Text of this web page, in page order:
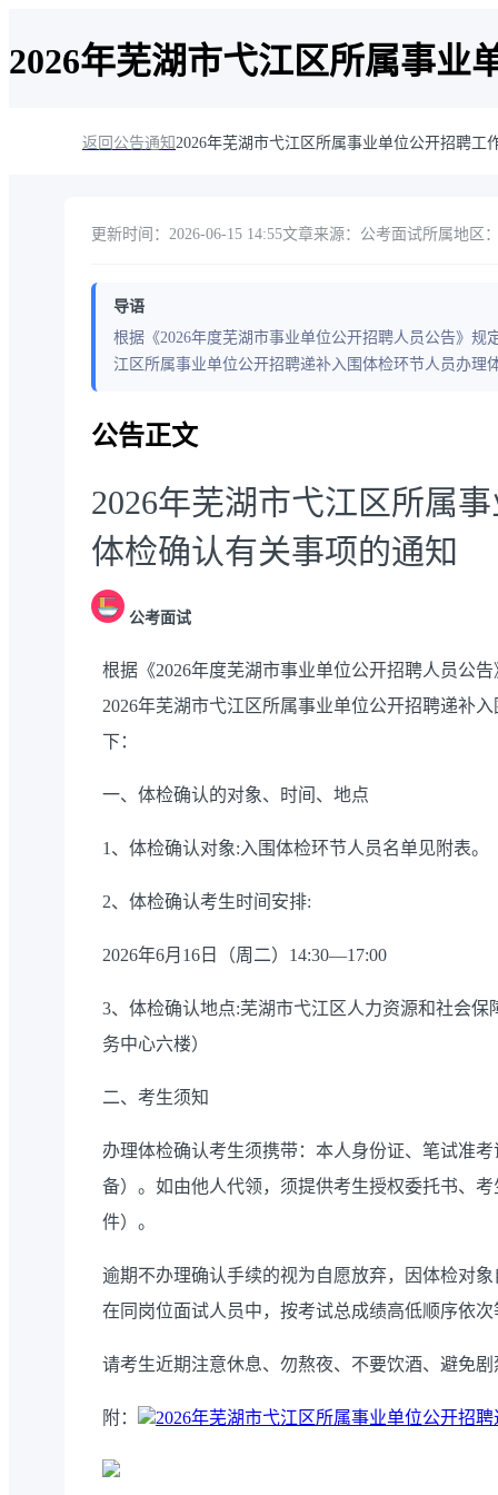
2026年芜湖市弋江区所属事业
返回公告通知 2026年芜湖市弋江区所属事业单位公开招聘工
更新时间：2026-06-15 14:55文章来源：公考面试所属地区
导语
根据《2026年度芜湖市事业单位公开招聘人员公告》
江区所属事业单位公开招聘递补入围体检环节人员办理
公告正文
2026年芜湖市弋江区所属
体检确认有关事项的通知
公考面试
根据《2026年度芜湖市事业单位公开招聘人员公
2026年芜湖市弋江区所属事业单位公开招聘递补
下：
一、体检确认的对象、时间、地点
1、体检确认对象:入围体检环节人员名单见附表。
2、体检确认考生时间安排:
2026年6月16日（周二）14:30—17:00
3、体检确认地点:芜湖市弋江区人力资源和社会
务中心六楼）
二、考生须知
办理体检确认考生须携带：本人身份证、笔试准
备）。如由他人代领，须提供考生授权委托书、
件）。
逾期不办理确认手续的视为自愿放弃，因体检对
在同岗位面试人员中，按考试总成绩高低顺序依
请考生近期注意休息、勿熬夜、不要饮酒、避免剧
附： 2026年芜湖市弋江区所属事业单位公开招